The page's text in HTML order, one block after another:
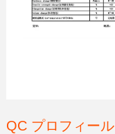
QC プロフィール